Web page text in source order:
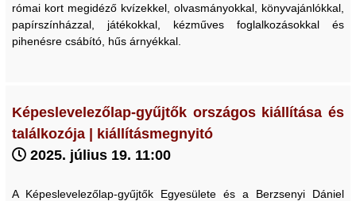
római kort megidéző kvízekkel, olvasmányokkal, könyvajánlókkal,
papírszínházzal, játékokkal, kézműves foglalkozásokkal és
pihenésre csábító, hűs árnyékkal.
Képeslevelezőlap-gyűjtők országos kiállítása és
találkozója | kiállításmegnyitó
2025. július 19. 11:00
A Képeslevelezőlap-gyűjtők Egyesülete és a Berzsenyi Dániel